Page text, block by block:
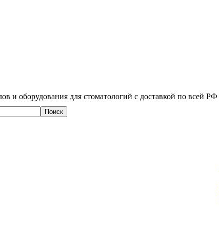
и оборудования для стоматологий с доставкой по всей РФ